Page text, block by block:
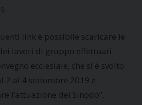
link è possibile scaricare le
lavori di gruppo effettuati
ecclesiale, che si è svolto
2 al 4 settembre 2019 e
l’attuazione del Sinodo”.